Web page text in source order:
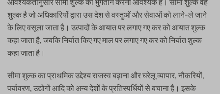
शुल्क है जो अधिकारियों द्वारा उस देश से वस्तुओं और सेवाओं को लाने-ले जाने
के लिए वसूला जाता है। उत्पादों के आयात पर लगाए गए कर को आयात शुल्क
कहा जाता है, जबकि निर्यात किए गए माल पर लगाए गए कर को निर्यात शुल्क
कहा जाता है।
सीमा शुल्क का प्राथमिक उद्देश्य राजस्व बढ़ाना और घरेलू व्यापार, नौकरियों,
पर्यावरण, उद्योगों आदि को अन्य देशों के प्रतिस्पर्धियों से बचाना है। इसके